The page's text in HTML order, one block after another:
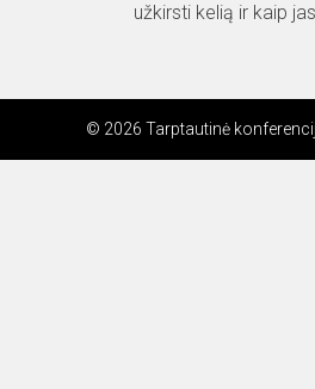
užkirsti kelią ir kaip
© 2026 Tarptautinė